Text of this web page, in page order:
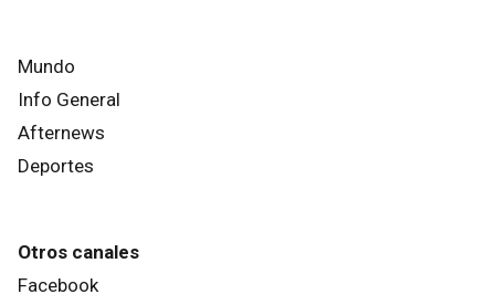
Mundo
Info General
Afternews
Deportes
Otros canales
Facebook